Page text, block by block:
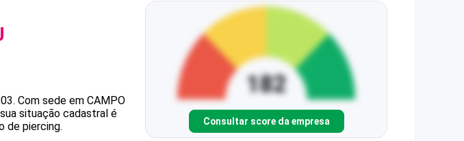
. Com sede em CAMPO
situação cadastral é
de piercing. Consultar score da empresa